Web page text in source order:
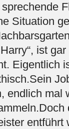
Situation
ist
Eigentlich
endlich mal
entführt